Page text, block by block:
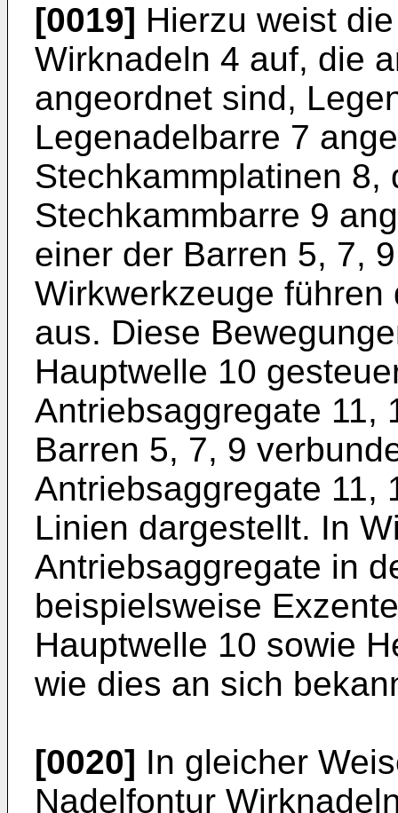
[0019] Hierzu weist
Wirknadeln 4 auf, die
angeordnet sind,
Legenadelbarre 7
Stechkammplatinen 8,
Stechkammbarre 9
einer der Barren 5, 7,
Wirkwerkzeuge
aus. Diese
Hauptwelle 10
Antriebsaggregate 11,
Barren 5, 7, 9
Antriebsaggregate 11,
Linien dargestellt. In
Antriebsaggregate in
beispielsweise
Hauptwelle 10 sowie
wie dies an sich
[0020] In gleicher
Nadelfontur